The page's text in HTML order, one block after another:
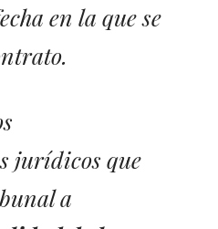
en la que se
jurídicos que
a